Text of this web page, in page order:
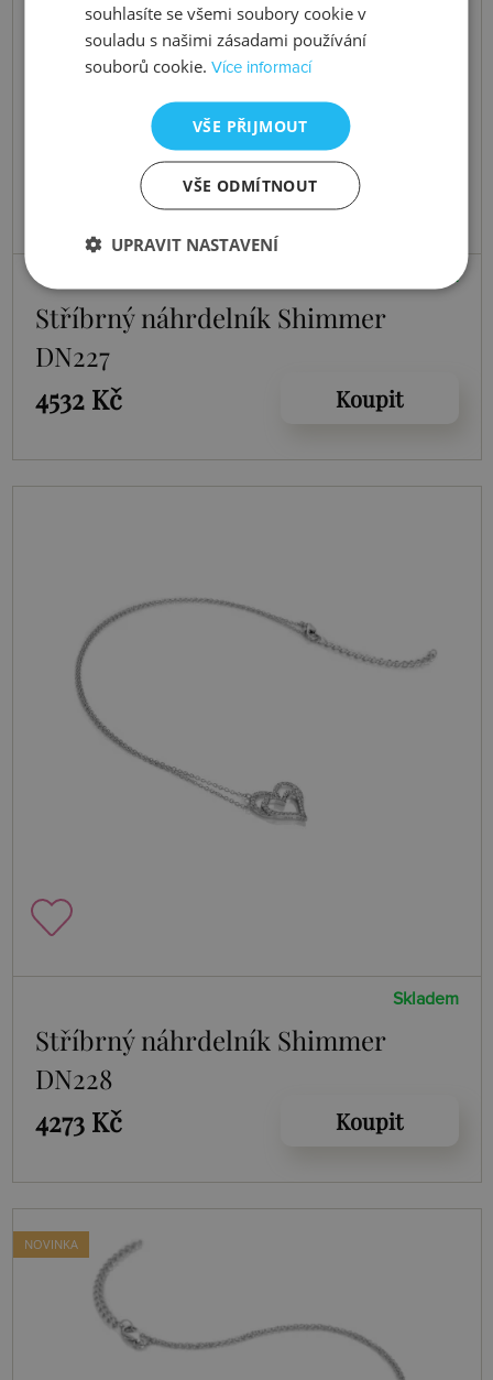
Skladem
Stříbrný náhrdelník Shimmer
DN227
4532 Kč
Koupit
Skladem
Stříbrný náhrdelník Shimmer
DN228
4273 Kč
Koupit
NOVINKA
souhlasíte se všemi soubory cookie v
souladu s našimi zásadami používání
souborů cookie.Více informací
VŠE PŘIJMOUT
VŠE ODMÍTNOUT
UPRAVIT NASTAVENÍ